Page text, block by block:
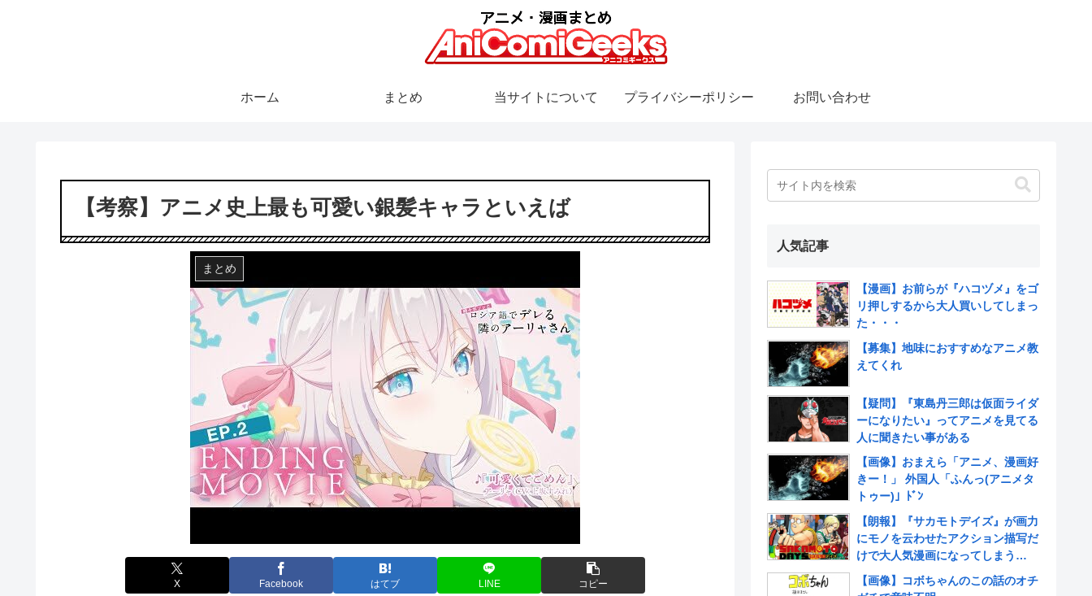
ホーム まとめ 当サイトについて プライバシーポリシー お問い合わせ
【考察】アニメ史上最も可愛い銀髪キャラといえば
まとめ
X Facebook はてブ LINE コピー
人気記事
【漫画】お前らが『ハコヅメ』をゴ
リ押しするから大人買いしてしまっ
た・・・
【募集】地味におすすめなアニメ教
えてくれ
【疑問】『東島丹三郎は仮面ライダ
ーになりたい』ってアニメを見てる
人に聞きたい事がある
【画像】おまえら「アニメ、漫画好
きー！」 外国人「ふんっ(アニメタ
トゥー)」ﾄﾞﾝ
【朗報】『サカモトデイズ』が画力
にモノを云わせたアクション描写だ
けで大人気漫画になってしまう
www
【画像】コボちゃんのこの話のオチ